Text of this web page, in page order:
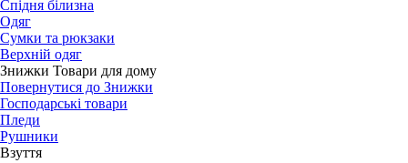
Спідня білизна
Одяг
Сумки та рюкзаки
Верхній одяг
Знижки Товари для дому
Повернутися до Знижки
Господарські товари
Пледи
Рушники
Взуття